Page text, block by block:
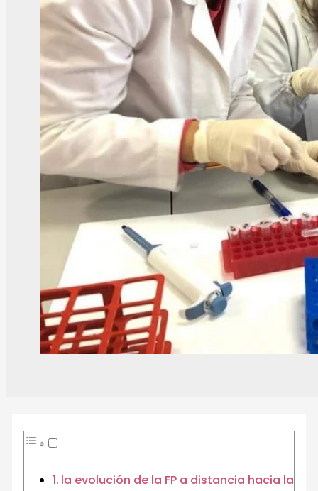
la evolución de la FP a distancia hacia la